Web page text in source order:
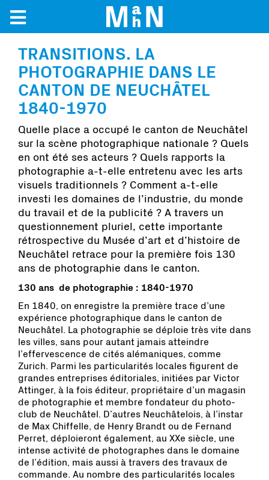
TRANSITIONS. LA
PHOTOGRAPHIE DANS LE
CANTON DE NEUCHÂTEL
1840-1970
Quelle place a occupé le canton de Neuchâtel
sur la scène photographique nationale ? Quels
en ont été ses acteurs ? Quels rapports la
photographie a-t-elle entretenu avec les arts
visuels traditionnels ? Comment a-t-elle
investi les domaines de l’industrie, du monde
du travail et de la publicité ? A travers un
questionnement pluriel, cette importante
rétrospective du Musée d’art et d’histoire de
Neuchâtel retrace pour la première fois 130
ans de photographie dans le canton.
130 ans de photographie : 1840-1970
En 1840, on enregistre la première trace d’une
expérience photographique dans le canton de
Neuchâtel. La photographie se déploie très vite dans
les villes, sans pour autant jamais atteindre
l’effervescence de cités alémaniques, comme
Zurich. Parmi les particularités locales figurent de
grandes entreprises éditoriales, initiées par Victor
Attinger, à la fois éditeur, propriétaire d’un magasin
de photographie et membre fondateur du photo-
club de Neuchâtel. D’autres Neuchâtelois, à l’instar
de Max Chiffelle, de Henry Brandt ou de Fernand
Perret, déploieront également, au XXe siècle, une
intense activité de photographes dans le domaine
de l’édition, mais aussi à travers des travaux de
commande. Au nombre des particularités locales